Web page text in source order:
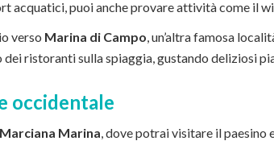
acquatici, puoi anche provare attività come il
verso Marina di Campo, un’altra famosa
dei ristoranti sulla spiaggia, gustando deliziosi
occidentale
Marciana Marina, dove potrai visitare il paesino